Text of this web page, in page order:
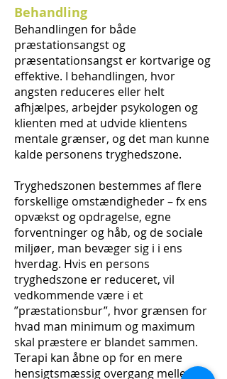
Behandling
Behandlingen for både
præstationsangst og
præsentationsangst er kortvarige og
effektive. I behandlingen, hvor
angsten reduceres eller helt
afhjælpes, arbejder psykologen og
klienten med at udvide klientens
mentale grænser, og det man kunne
kalde personens tryghedszone.
Tryghedszonen bestemmes af flere
forskellige omstændigheder – fx ens
opvækst og opdragelse, egne
forventninger og håb, og de sociale
miljøer, man bevæger sig i i ens
hverdag. Hvis en persons
tryghedszone er reduceret, vil
vedkommende være i et
”præstationsbur”, hvor grænsen for
hvad man minimum og maximum
skal præstere er blandet sammen.
Terapi kan åbne op for en mere
hensigtsmæssig overgang mellem